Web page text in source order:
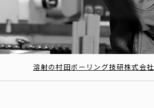
溶射の村田ボーリング技研株式会社